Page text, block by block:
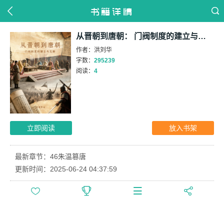
书籍详情
从晋朝到唐朝： 门阀制度的建立与瓦解
作者：洪刘华
字数：295239
阅读：4
立即阅读 放入书架
最新章节：46朱温篡唐
更新时间：2025-06-24 04:37:59
   